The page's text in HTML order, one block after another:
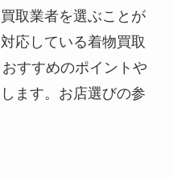
取業者を選ぶことが
応している着物買取
すすめのポイントや
ます。お店選びの参